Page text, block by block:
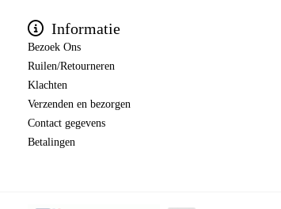
Informatie
Bezoek Ons
Ruilen/Retourneren
Klachten
Verzenden en bezorgen
Contact gegevens
Betalingen